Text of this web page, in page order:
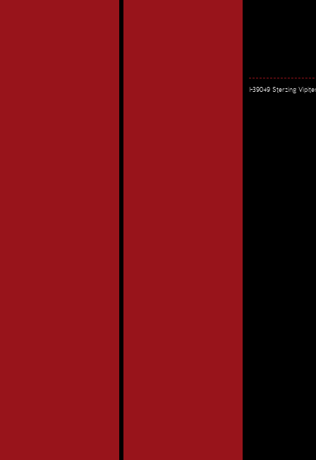
I-39049 Sterzing